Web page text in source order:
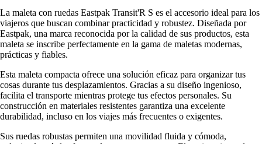
La maleta con ruedas Eastpak Transit'R S es el accesorio ideal para los
viajeros que buscan combinar practicidad y robustez. Diseñada por
Eastpak, una marca reconocida por la calidad de sus productos, esta
maleta se inscribe perfectamente en la gama de maletas modernas,
prácticas y fiables.
Esta maleta compacta ofrece una solución eficaz para organizar tus
cosas durante tus desplazamientos. Gracias a su diseño ingenioso,
facilita el transporte mientras protege tus efectos personales. Su
construcción en materiales resistentes garantiza una excelente
durabilidad, incluso en los viajes más frecuentes o exigentes.
Sus ruedas robustas permiten una movilidad fluida y cómoda,